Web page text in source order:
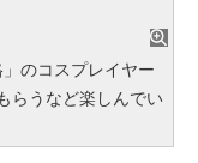
のコスプレイヤー
らうなど楽しんでい